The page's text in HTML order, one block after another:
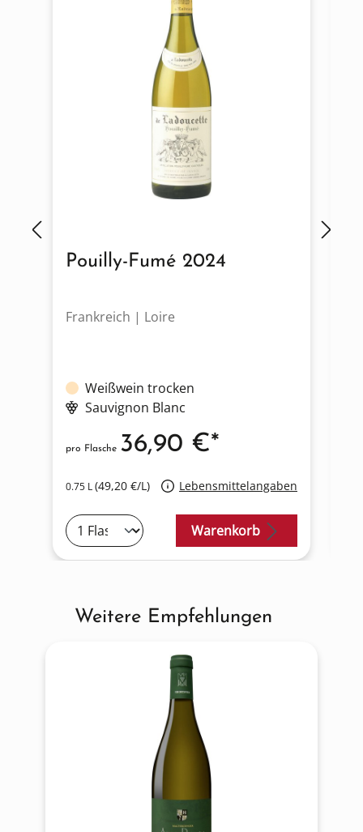
Pouilly-Fumé 2024
Frankreich | Loire
Weißwein trocken
Sauvignon Blanc
0.75 L(49,20 €/L) Lebensmittelangaben
pro Flasche 36,90 €*
Warenkorb
Produktgalerie überspringen
Weitere Empfehlungen